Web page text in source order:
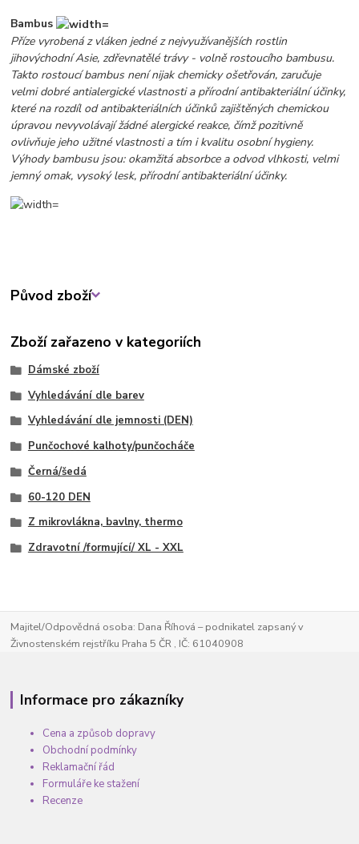
Bambus
Příze vyrobená z vláken jedné z nejvyužívanějších rostlin
jihovýchodní Asie, zdřevnatělé trávy - volně rostoucího bambusu.
Takto rostoucí bambus není nijak chemicky ošetřován, zaručuje
velmi dobré antialergické vlastnosti a přírodní antibakteriální účinky,
které na rozdíl od antibakteriálních účinků zajištěných chemickou
úpravou nevyvolávají žádné alergické reakce, čímž pozitivně
ovlivňuje jeho užitné vlastnosti a tím i kvalitu osobní hygieny.
Výhody bambusu jsou: okamžitá absorbce a odvod vlhkosti, velmi
jemný omak, vysoký lesk, přírodní antibakteriální účinky.
Původ zboží
Zboží zařazeno v kategoriích
Dámské zboží
Vyhledávání dle barev
Vyhledávání dle jemnosti (DEN)
Punčochové kalhoty/punčocháče
Černá/šedá
60-120 DEN
Z mikrovlákna, bavlny, thermo
Zdravotní /formující/ XL - XXL
Majitel/Odpovědná osoba: Dana Říhová – podnikatel zapsaný v
Živnostenském rejstříku Praha 5 ČR , IČ: 61040908
Informace pro zákazníky
Cena a způsob dopravy
Obchodní podmínky
Reklamační řád
Formuláře ke stažení
Recenze